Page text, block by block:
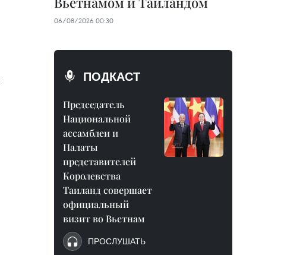
06/08/2026 00:30
ПОДКАСТ
Председатель
Национальной
ассамблеи и
Палаты
представителей
Королевства
Таиланд совершает
официальный
визит во Вьетнам
ПРОСЛУШАТЬ